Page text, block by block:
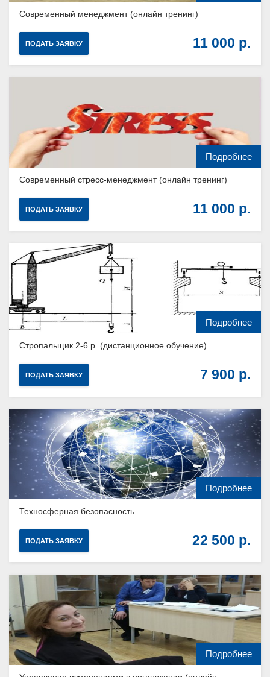
Современный менеджмент (онлайн тренинг)
ПОДАТЬ ЗАЯВКУ 11 000
Подробнее
Современный стресс-менеджмент (онлайн тренинг)
ПОДАТЬ ЗАЯВКУ 11 000
Подробнее
Стропальщик 2-6 р. (дистанционное обучение)
ПОДАТЬ ЗАЯВКУ 7 900
Подробнее
Техносферная безопасность
ПОДАТЬ ЗАЯВКУ 22 500
Подробнее